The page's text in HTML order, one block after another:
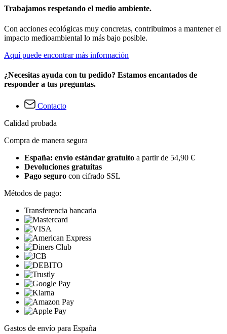
Trabajamos respetando el medio ambiente.
Con acciones ecológicas muy concretas, contribuimos a mantener el
impacto medioambiental lo más bajo posible.
Aquí puede encontrar más información
¿Necesitas ayuda con tu pedido? Estamos encantados de
responder a tus preguntas.
Contacto
Calidad probada
Compra de manera segura
España: envío estándar gratuito a partir de 54,90 €
Devoluciones gratuitas
Pago seguro con cifrado SSL
Métodos de pago:
Transferencia bancaria
Gastos de envío para España